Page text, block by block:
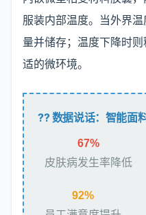
服装内部温度。当外界
量并储存；温度下降时
适的微环境。
?? 数据说话：智能面
67%
皮肤病发生率降低
92%